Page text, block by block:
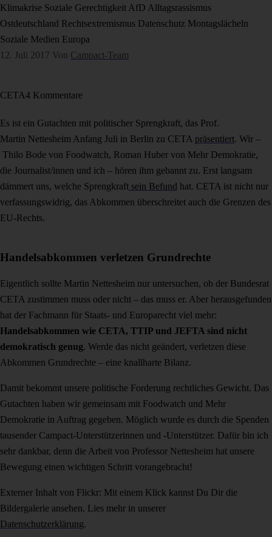
Klimakrise Soziale Gerechtigkeit AfD Alltagsrassismus
Ostdeutschland Rechtsextremismus Datenschutz Montagslächeln
Soziale Medien Europa
12. Juli 2017 Von Campact-Team
CETA4 Kommentare
Es ist ein Gutachten mit politischer Sprengkraft, das Prof.
Martin Nettesheim Anfang Juli in Berlin zu CETA präsentiert. Wir –
Thilo Bode von Foodwatch, Roman Huber von Mehr Demokratie,
die Journalist/innen und ich – hören ihm gebannt zu. Erst langsam
dämmert uns, welche Sprengkraft sein Befund hat. CETA ist nicht nur
verfassungswidrig, das Abkommen überschreitet auch die Grenzen des
EU-Rechts.
Handelsabkommen verletzen Grundrechte
Eigentlich sollte Martin Nettesheim nur untersuchen, ob der Bundesrat
CETA zustimmen muss oder nicht – das muss er. Aber herausgefunden
hat der Fachmann für Staats- und Europarecht viel mehr:
Handelsabkommen wie CETA, TTIP und JEFTA sind nicht
demokratisch genug. Werde das nicht geändert, verletzen diese
Abkommen Grundrechte – eine knallharte Bilanz.
Damit bekommt unsere politische Forderung rechtliches Gewicht. Das
Gutachten haben wir gemeinsam mit Foodwatch und Mehr
Demokratie in Auftrag gegeben. Möglich wurde es durch die Spenden
tausender Campact-Unterstützerinnen und -Unterstützer. Dafür bin ich
sehr dankbar, denn die Arbeit von Professor Nettesheim hat unsere
Bewegung einen wichtigen Schritt vorangebracht!
Externer Inhalt von Flickr: Mit einem Klick kannst Du Dir die
Bildergalerie ansehen. Lies mehr in unserer
Datenschutzerklärung.